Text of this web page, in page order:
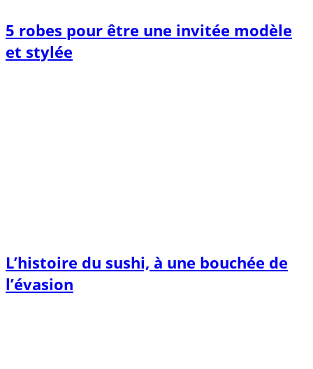
5 robes pour être une invitée modèle
et stylée
L’histoire du sushi, à une bouchée de
l’évasion